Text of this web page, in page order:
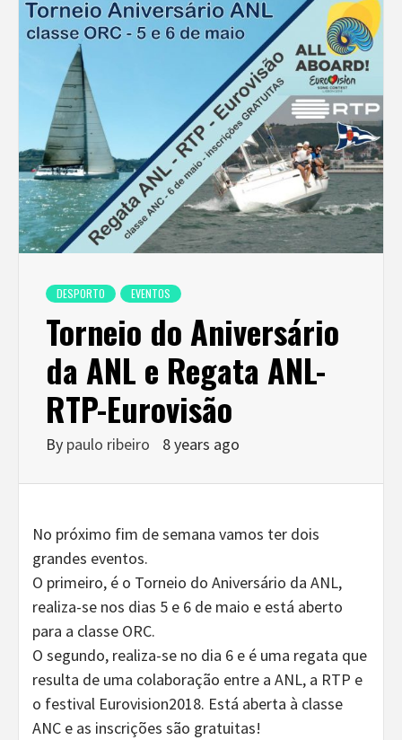
DESPORTO EVENTOS
Torneio do Aniversário
da ANL e Regata ANL-
RTP-Eurovisão
By paulo ribeiro 8 years ago
No próximo fim de semana vamos ter dois
grandes eventos.
O primeiro, é o Torneio do Aniversário da ANL,
realiza-se nos dias 5 e 6 de maio e está aberto
para a classe ORC.
O segundo, realiza-se no dia 6 e é uma regata que
resulta de uma colaboração entre a ANL, a RTP e
o festival Eurovision2018. Está aberta à classe
ANC e as inscrições são gratuitas!